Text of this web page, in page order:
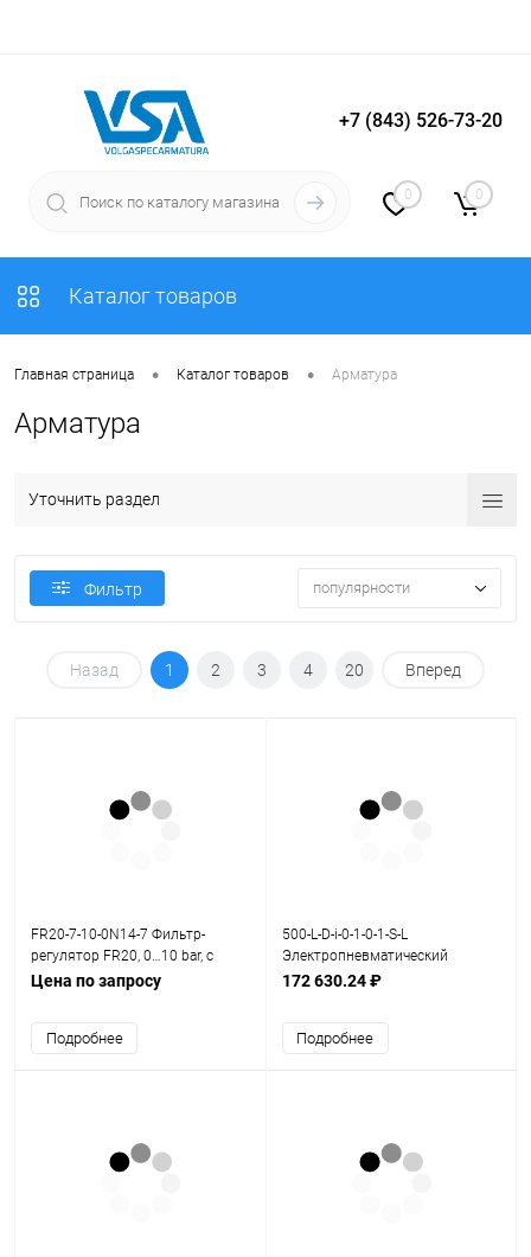
Вход Регистрация
+7 (843) 526-73-20
0 0
Каталог товаров
Главная страница • Каталог товаров • Арматура
Арматура
Уточнить раздел
Фильтр популярности
Назад 1 2 3 4 20 Вперед
FR20-7-10-0N14-7 Фильтр-
регулятор FR20, 0…10 bar, с
манометром
Цена по запросу
Подробнее
500-L-D-i-0-1-0-1-S-L
Электропневматический
позиционер серия 500
172 630.24 ₽
Подробнее